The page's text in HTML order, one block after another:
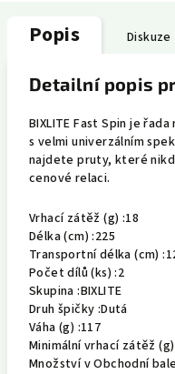
Popis Diskuze
Detailní popis
BIXLITE Fast Spin je
s velmi univerzálním
najdete pruty, které
cenové relaci.
Vrhací zátěž (g) :18
Délka (cm) :225
Transportní délka (cm) :
Počet dílů (ks) :2
Skupina :BIXLITE
Druh špičky :Dutá
Váha (g) :117
Minimální vrhací zátěž
Množství v Obchodní